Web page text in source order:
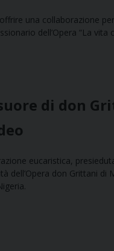
una collaborazione
dell’Opera “La vita
di don
eucaristica,
dell’Opera don Grittani